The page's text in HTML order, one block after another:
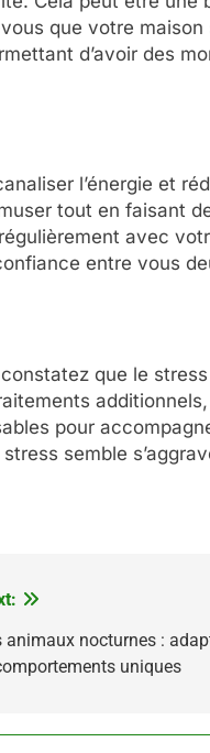
que votre maison
d’avoir des
l’énergie et
tout en faisant
avec
entre vous
que le
pour
semble
animaux nocturnes :
uniques